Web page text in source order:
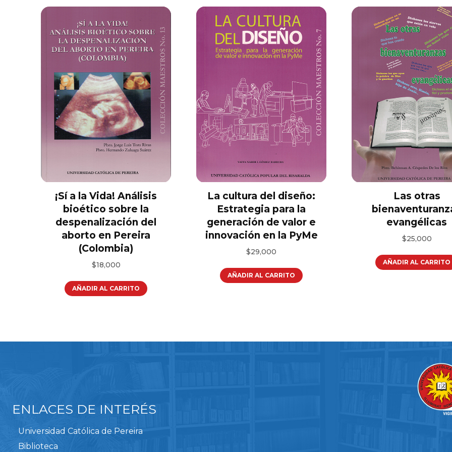
¡Sí a la Vida! Análisis
bioético sobre la
despenalización del
aborto en Pereira
(Colombia)
$18,000
AÑADIR AL CARRITO
La cultura del diseño:
Estrategia para la
generación de valor e
innovación en la PyMe
$29,000
AÑADIR AL CARRITO
Las otras
evangélicas
$25,000
AÑADIR AL CARRITO
ENLACES DE INTERÉS
Universidad Católica de Pereira
Biblioteca